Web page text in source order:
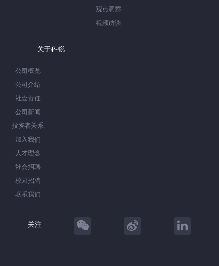
观点洞察
视频访谈
关于科锐
公司概览
公司介绍
社会责任
公司新闻
投资者关系
加入我们
人才理念
社会招聘
校园招聘
联系我们
关注